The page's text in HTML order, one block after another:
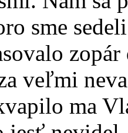
sme
veľmi
ma